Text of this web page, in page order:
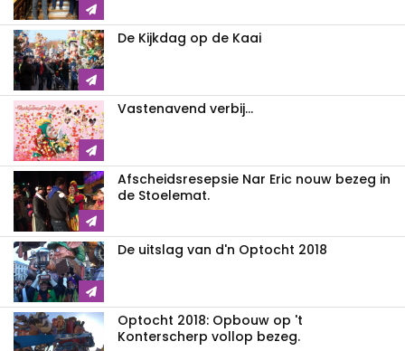
De Kijkdag op de Kaai
Vastenavend verbij...
Afscheidsresepsie Nar Eric nouw bezeg in
de Stoelemat.
De uitslag van d'n Optocht 2018
Optocht 2018: Opbouw op 't
Konterscherp vollop bezeg.